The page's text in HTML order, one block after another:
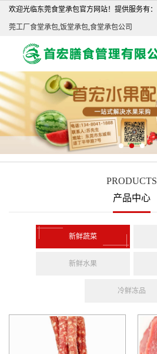
欢迎光临东莞食堂承包官方网站！提供服务有：
莞工厂食堂承包,饭堂承包,食堂承包公司
PRODUCTS
产品中心
新鲜蔬菜
新鲜水果
冷鲜冻品